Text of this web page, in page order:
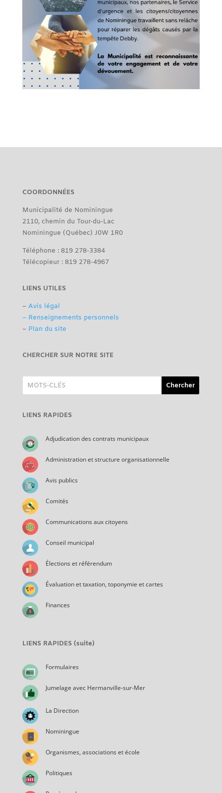
COORDONNÉES
Municipalité de Nominingue
2110, chemin du Tour-du-Lac
Nominingue (Québec) J0W 1R0
Téléphone : 819 278-3384
Télécopieur : 819 278-4967
LIENS UTILES
– Avis légal
– Renseignements personnels
– Plan du site
CHERCHER SUR NOTRE SITE
LIENS RAPIDES
Adjudication des contrats municipaux
Administration et structure organisationnelle
Avis publics
Comités
Communications aux citoyens
Conseil municipal
Élections et référendum
Évaluation et taxation, toponymie et cartes
Finances
LIENS RAPIDES (suite)
Formulaires
Jumelage avec Hermanville-sur-Mer
La Direction
Nominingue
Organismes, associations et école
Politiques